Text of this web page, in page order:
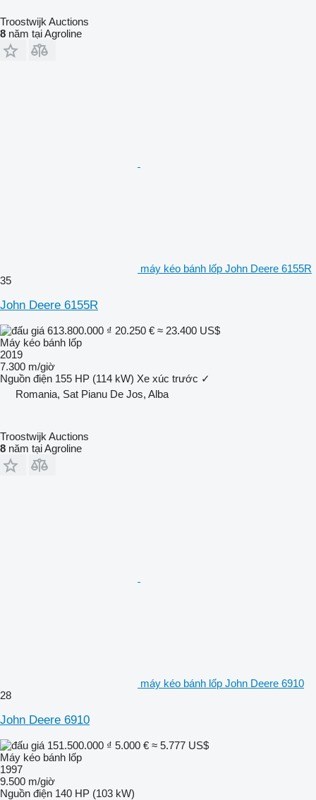
Troostwijk Auctions
8 năm tại Agroline
máy kéo bánh lốp John Deere 6155R
35
John Deere 6155R
613.800.000 ₫ 20.250 € ≈ 23.400 US$
Máy kéo bánh lốp
2019
7.300 m/giờ
Nguồn điện 155 HP (114 kW) Xe xúc trước ✓
Romania, Sat Pianu De Jos, Alba
Troostwijk Auctions
8 năm tại Agroline
máy kéo bánh lốp John Deere 6910
28
John Deere 6910
151.500.000 ₫ 5.000 € ≈ 5.777 US$
Máy kéo bánh lốp
1997
9.500 m/giờ
Nguồn điện 140 HP (103 kW)